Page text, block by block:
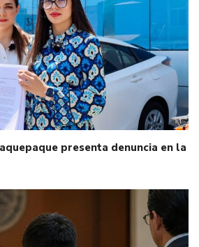
presenta denuncia en la